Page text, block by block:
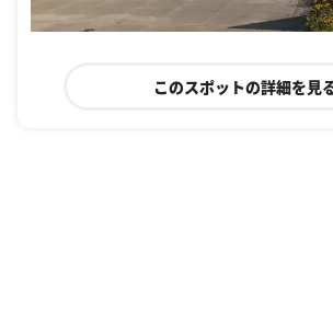
このスポットの詳細を見